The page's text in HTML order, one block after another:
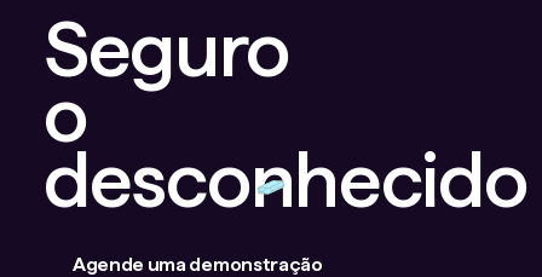
Seguro
o
desconhecido
Agende uma demonstração